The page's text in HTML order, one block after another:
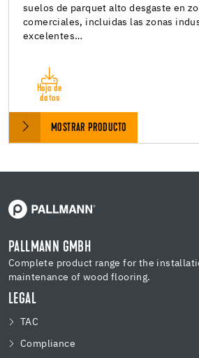
suelos de parquet alto desgaste en
comerciales, incluidas las zonas
excelentes…
Hoja de
datos
MOSTRAR PRODUCTO
PALLMANN GMBH
Complete product range for the
maintenance of wood flooring.
LEGAL
TAC
Compliance